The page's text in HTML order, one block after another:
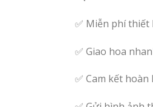
✅ Miễn phí
✅ Giao hoa
✅ Cam kết